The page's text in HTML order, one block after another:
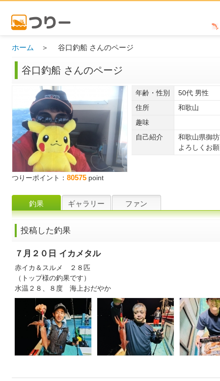
ホーム ＞ 谷口釣船 さんのページ
谷口釣船 さんのページ
つりーポイント： 80575 point
年齢・性別
50代 男性
住所
和歌山
趣味
自己紹介
和歌山県御
よろしくお
釣果 ギャラリー ファン
投稿した釣果
７月２０日 イカメタル
赤イカ＆スルメ ２８匹
（トップ様の釣果です）
水温２８、８度 海上おだやか